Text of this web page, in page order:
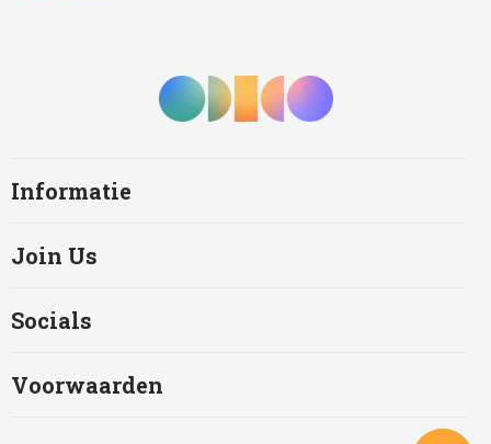
Informatie
Join Us
Socials
Voorwaarden